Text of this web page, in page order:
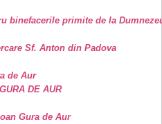
binefacerile primite de la
Sf. Anton din Padova
de Aur
DE AUR
Gura de Aur